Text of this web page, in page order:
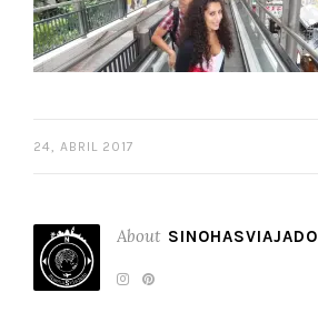
24, ABRIL 2017
About SINOHASVIAJADO